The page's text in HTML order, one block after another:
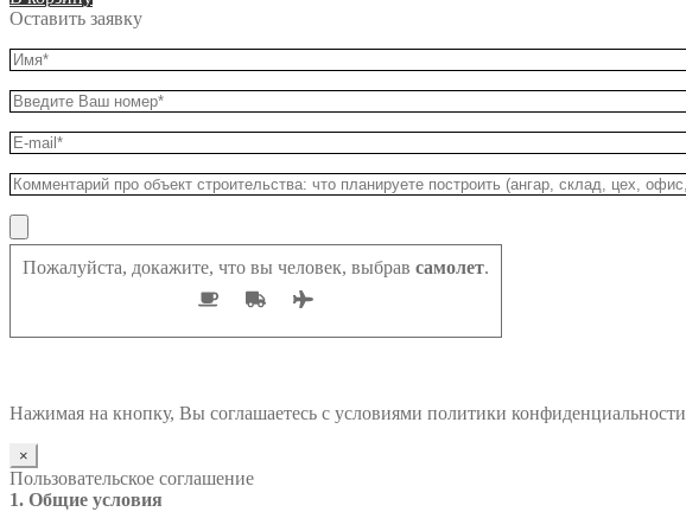
Оставить заявку
Пожалуйста, докажите, что вы человек, выбрав самолет.
Нажимая на кнопку, Вы соглашаетесь с условиями политики конфиденциальности
×
Пользовательское соглашение
1. Общие условия